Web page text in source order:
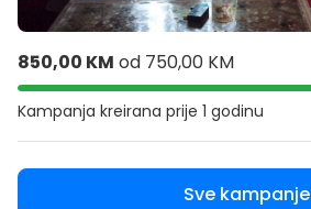
850,00 KM od 750,00 KM
Kampanja kreirana prije 1 godinu
Sve kampanje